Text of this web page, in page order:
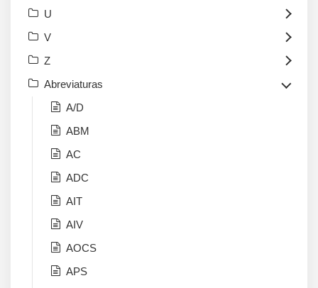
U
V
Z
Abreviaturas
A/D
ABM
AC
ADC
AIT
AIV
AOCS
APS